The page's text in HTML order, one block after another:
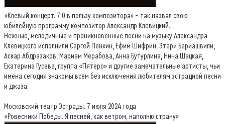
«Клевый концерт. 7:0 в пользу композитора» – так назвал свою
юбилейную программу композитор Александр Клевицкий.
Нежные, мелодичные и проникновенные песни на музыку Александра
Клевицкого исполнили Сергей Пенкин, Ефим Шифрин, Этери Бериашвили,
Аскар Абдразаков, Мариам Мерабова, Анна Бутурлина, Нина Шацкая,
Екатерина Гусева, группа «Пятеро» и другие замечательные артисты, чьи
имена сегодня знакомы всем без исключения любителям эстрадной песни
и джаза.
Московский театр Эстрады. 7 июля 2024 года
«Ровесники Победы. Я песней, как ветром, наполню страну»